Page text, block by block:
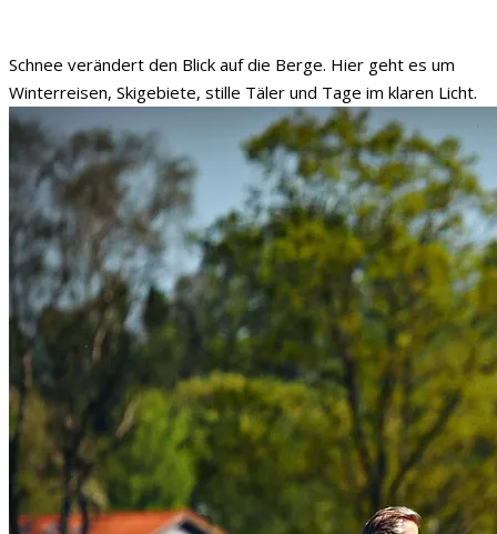
Schnee verändert den Blick auf die Berge. Hier geht es um
Winterreisen, Skigebiete, stille Täler und Tage im klaren Licht.